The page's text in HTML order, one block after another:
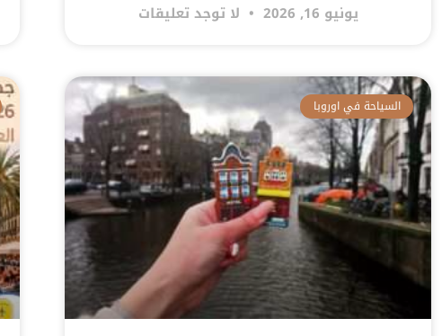
يونيو 16, 2026 لا توجد تعليقات
السياحة في اوروبا